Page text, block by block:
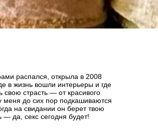
распался, открыла в 2008
в жизнь вошли интерьеры и где
свою страсть — от красивого
меня до сих пор подкашиваются
на свидании он берет твою
да, секс сегодня будет!